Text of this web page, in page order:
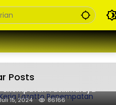
Posts Kerja Lazatto
Tasikmalaya
15, 2024 86166